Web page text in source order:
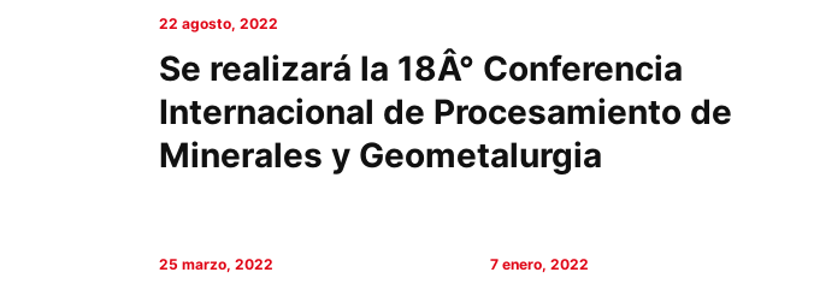
Minerí­a Subterránea
22 agosto, 2022
Se realizará la 18Â° Conferencia
Internacional de Procesamiento de
Minerales y Geometalurgia
25 marzo, 2022 7 enero, 2022